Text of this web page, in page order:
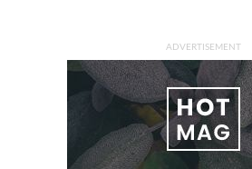
ADVERTISEMENT